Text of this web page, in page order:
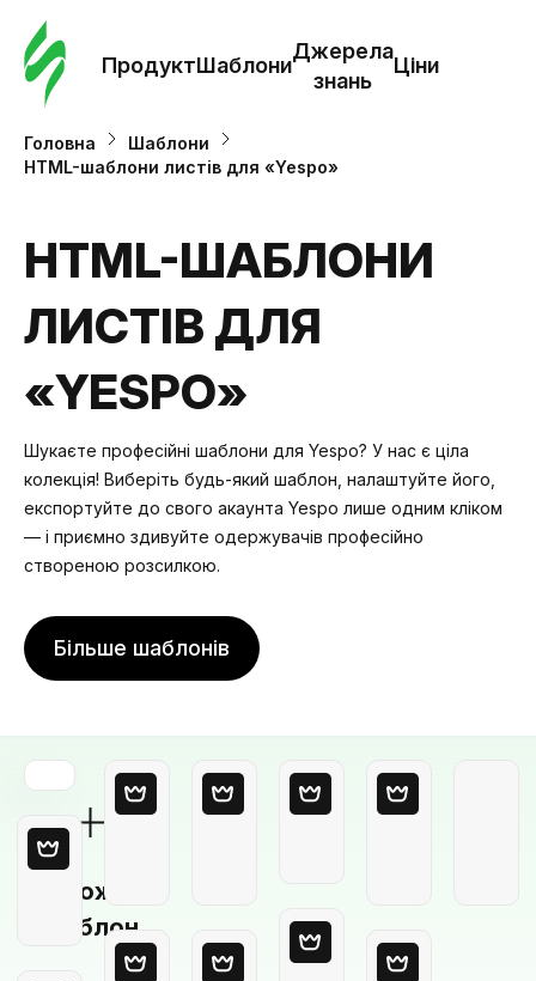
ПродуктШаблони
Джерела
знань
Ціни
Головна
Шаблони
HTML-шаблони листів для «Yespo»
HTML-ШАБЛОНИ
ЛИСТІВ ДЛЯ
«YESPO»
Шукаєте професійні шаблони для Yespo? У нас є ціла
колекція! Виберіть будь-який шаблон, налаштуйте його,
експортуйте до свого акаунта Yespo лише одним кліком
— і приємно здивуйте одержувачів професійно
створеною розсилкою.
Більше шаблонів
Порожній
шаблон